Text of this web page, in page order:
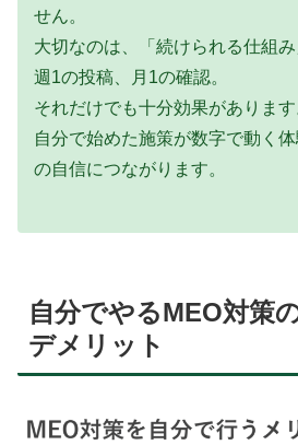
せん。
大切なのは、「続けられる仕組み
週1の投稿、月1の確認。
それだけでも十分効果があります
自分で始めた施策が数字で動く
の自信につながります。
自分でやるMEO対策
デメリット